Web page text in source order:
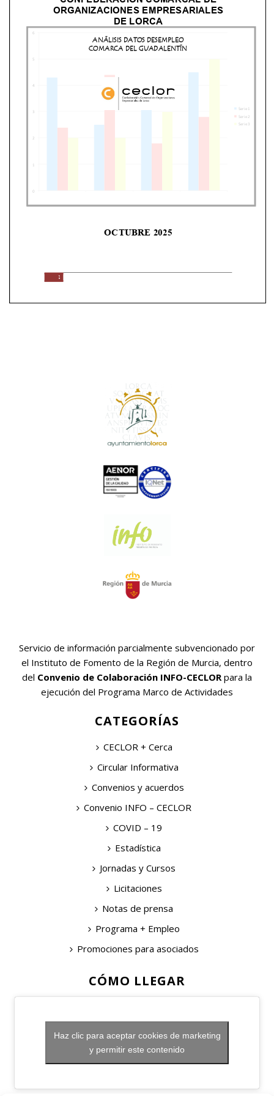
Servicio de información parcialmente subvencionado por
el Instituto de Fomento de la Región de Murcia, dentro
del Convenio de Colaboración INFO-CECLOR para la
ejecución del Programa Marco de Actividades
CATEGORÍAS
CECLOR + Cerca
Circular Informativa
Convenios y acuerdos
Convenio INFO – CECLOR
COVID – 19
Estadística
Jornadas y Cursos
Licitaciones
Notas de prensa
Programa + Empleo
Promociones para asociados
CÓMO LLEGAR
Haz clic para aceptar cookies de marketing
y permitir este contenido